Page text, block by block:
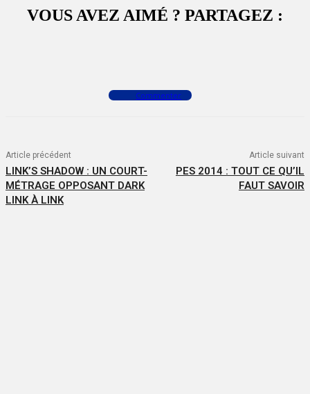
VOUS AVEZ AIMÉ ? PARTAGEZ :
Commenter
Article précédent
LINK’S SHADOW : UN COURT-
MÉTRAGE OPPOSANT DARK
LINK À LINK
Article suivant
PES 2014 : TOUT CE QU’IL
FAUT SAVOIR